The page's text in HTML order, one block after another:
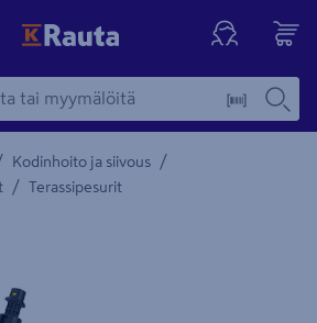
Kodinhoito ja siivous /
/ Terassipesurit
löytyy Tuotteen kuvaus -